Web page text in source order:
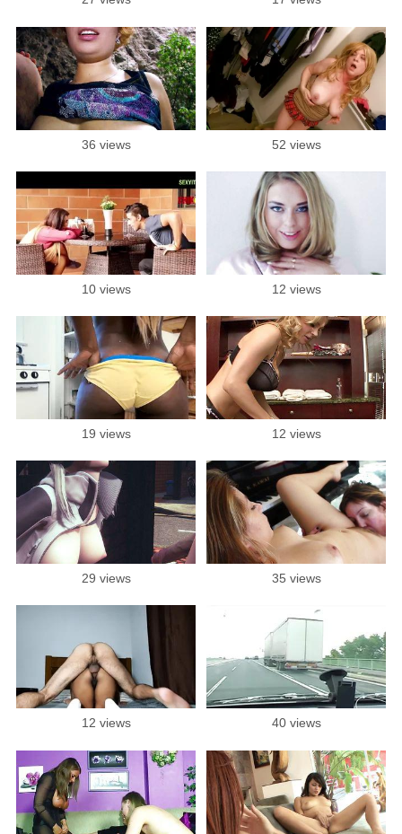
36 views 52 views
10 views 12 views
19 views 12 views
29 views 35 views
12 views 40 views